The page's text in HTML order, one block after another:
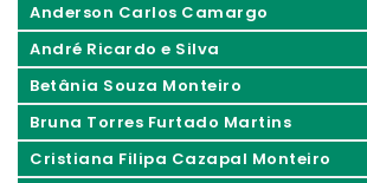
Anderson Carlos Camargo
André Ricardo e Silva
Betânia Souza Monteiro
Bruna Torres Furtado Martins
Cristiana Filipa Cazapal Monteiro